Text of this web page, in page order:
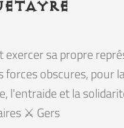
sa propre
obscures, pour
l'entraide et la
⚔️ Gers